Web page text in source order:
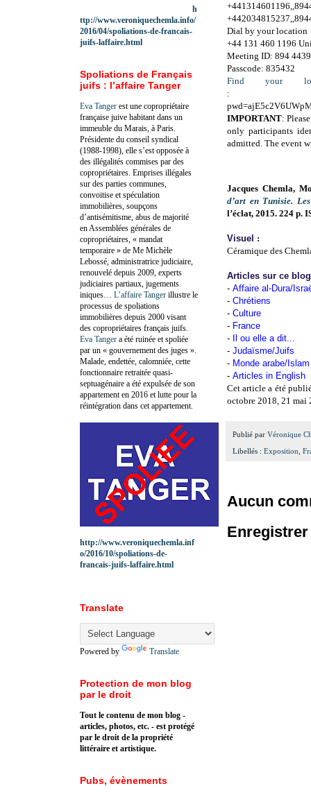
Dial by your location
+44 131 460 1196
Meeting ID: 894
Passcode: 835432
Find your
: https://
IMPORTANT:
only participants
admitted. The event
Jacques Chemla,
d’art en Tunisie.
l’éclat, 2015. 224 p.
Visuel :
Céramique des
Articles sur ce
- Affaire al-Dura/
- Chrétiens
- Culture
- France
-
Il ou elle a dit...
- Judaïsme/Juifs
- Monde arabe/Islam
- Articles in English
Cet article a été
octobre 2018, 21 mai
Publié par Véronique
Libellés : Exposition,
Aucun
h
ttp://www.veroniquechemla.info/
2016/04/spoliations-de-francais-
juifs-laffaire.html
Spoliations de Français
juifs : l’affaire Tanger
Eva Tanger est une copropriétaire
française juive habitant dans un
immeuble du Marais, à Paris.
Présidente du conseil syndical
(1988-1998), elle s’est opposée à
des illégalités commises par des
copropriétaires. Emprises illégales
sur des parties communes,
convoitise et spéculation
immobilières, soupçons
d’antisémitisme, abus de majorité
en Assemblées générales de
copropriétaires, « mandat
temporaire » de Me Michèle
Lebossé, administratrice judiciaire,
renouvelé depuis 2009, experts
judiciaires partiaux, jugements
iniques… L’affaire Tanger illustre le
processus de spoliations
immobilières depuis 2000 visant
des copropriétaires français juifs.
Eva Tanger a été ruinée et spoliée
par un « gouvernement des juges ».
Malade, endettée, calomniée, cette
fonctionnaire retraitée quasi-
septuagénaire a été expulsée de son
appartement en 2016 et lutte pour la
réintégration dans cet appartement.
http://www.veroniquechemla.inf
o/2016/10/spoliations-de-
francais-juifs-laffaire.html
Translate
Powered by Translate
Protection de mon blog
par le droit
Tout le contenu de mon blog -
articles, photos, etc. - est protégé
par le droit de la propriété
littéraire et artistique.
Pubs, évènements